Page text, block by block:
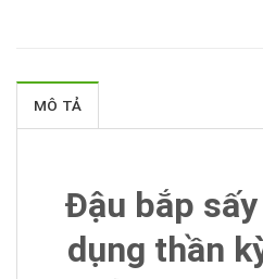
MÔ TẢ
Đậu bắp
dụng thần